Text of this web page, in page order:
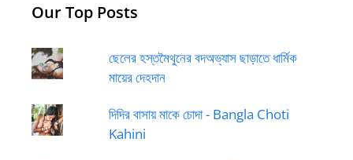
Our Top Posts
ছেলের হস্তমৈথুনের বদঅভ্যাস ছাড়াতে ধার্মিক
মায়ের দেহদান
দিদির বাসায় মাকে চোদা - Bangla Choti
Kahini